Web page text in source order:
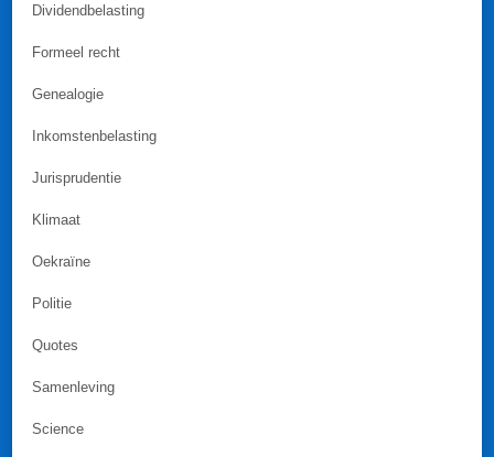
Dividendbelasting
Formeel recht
Genealogie
Inkomstenbelasting
Jurisprudentie
Klimaat
Oekraïne
Politie
Quotes
Samenleving
Science